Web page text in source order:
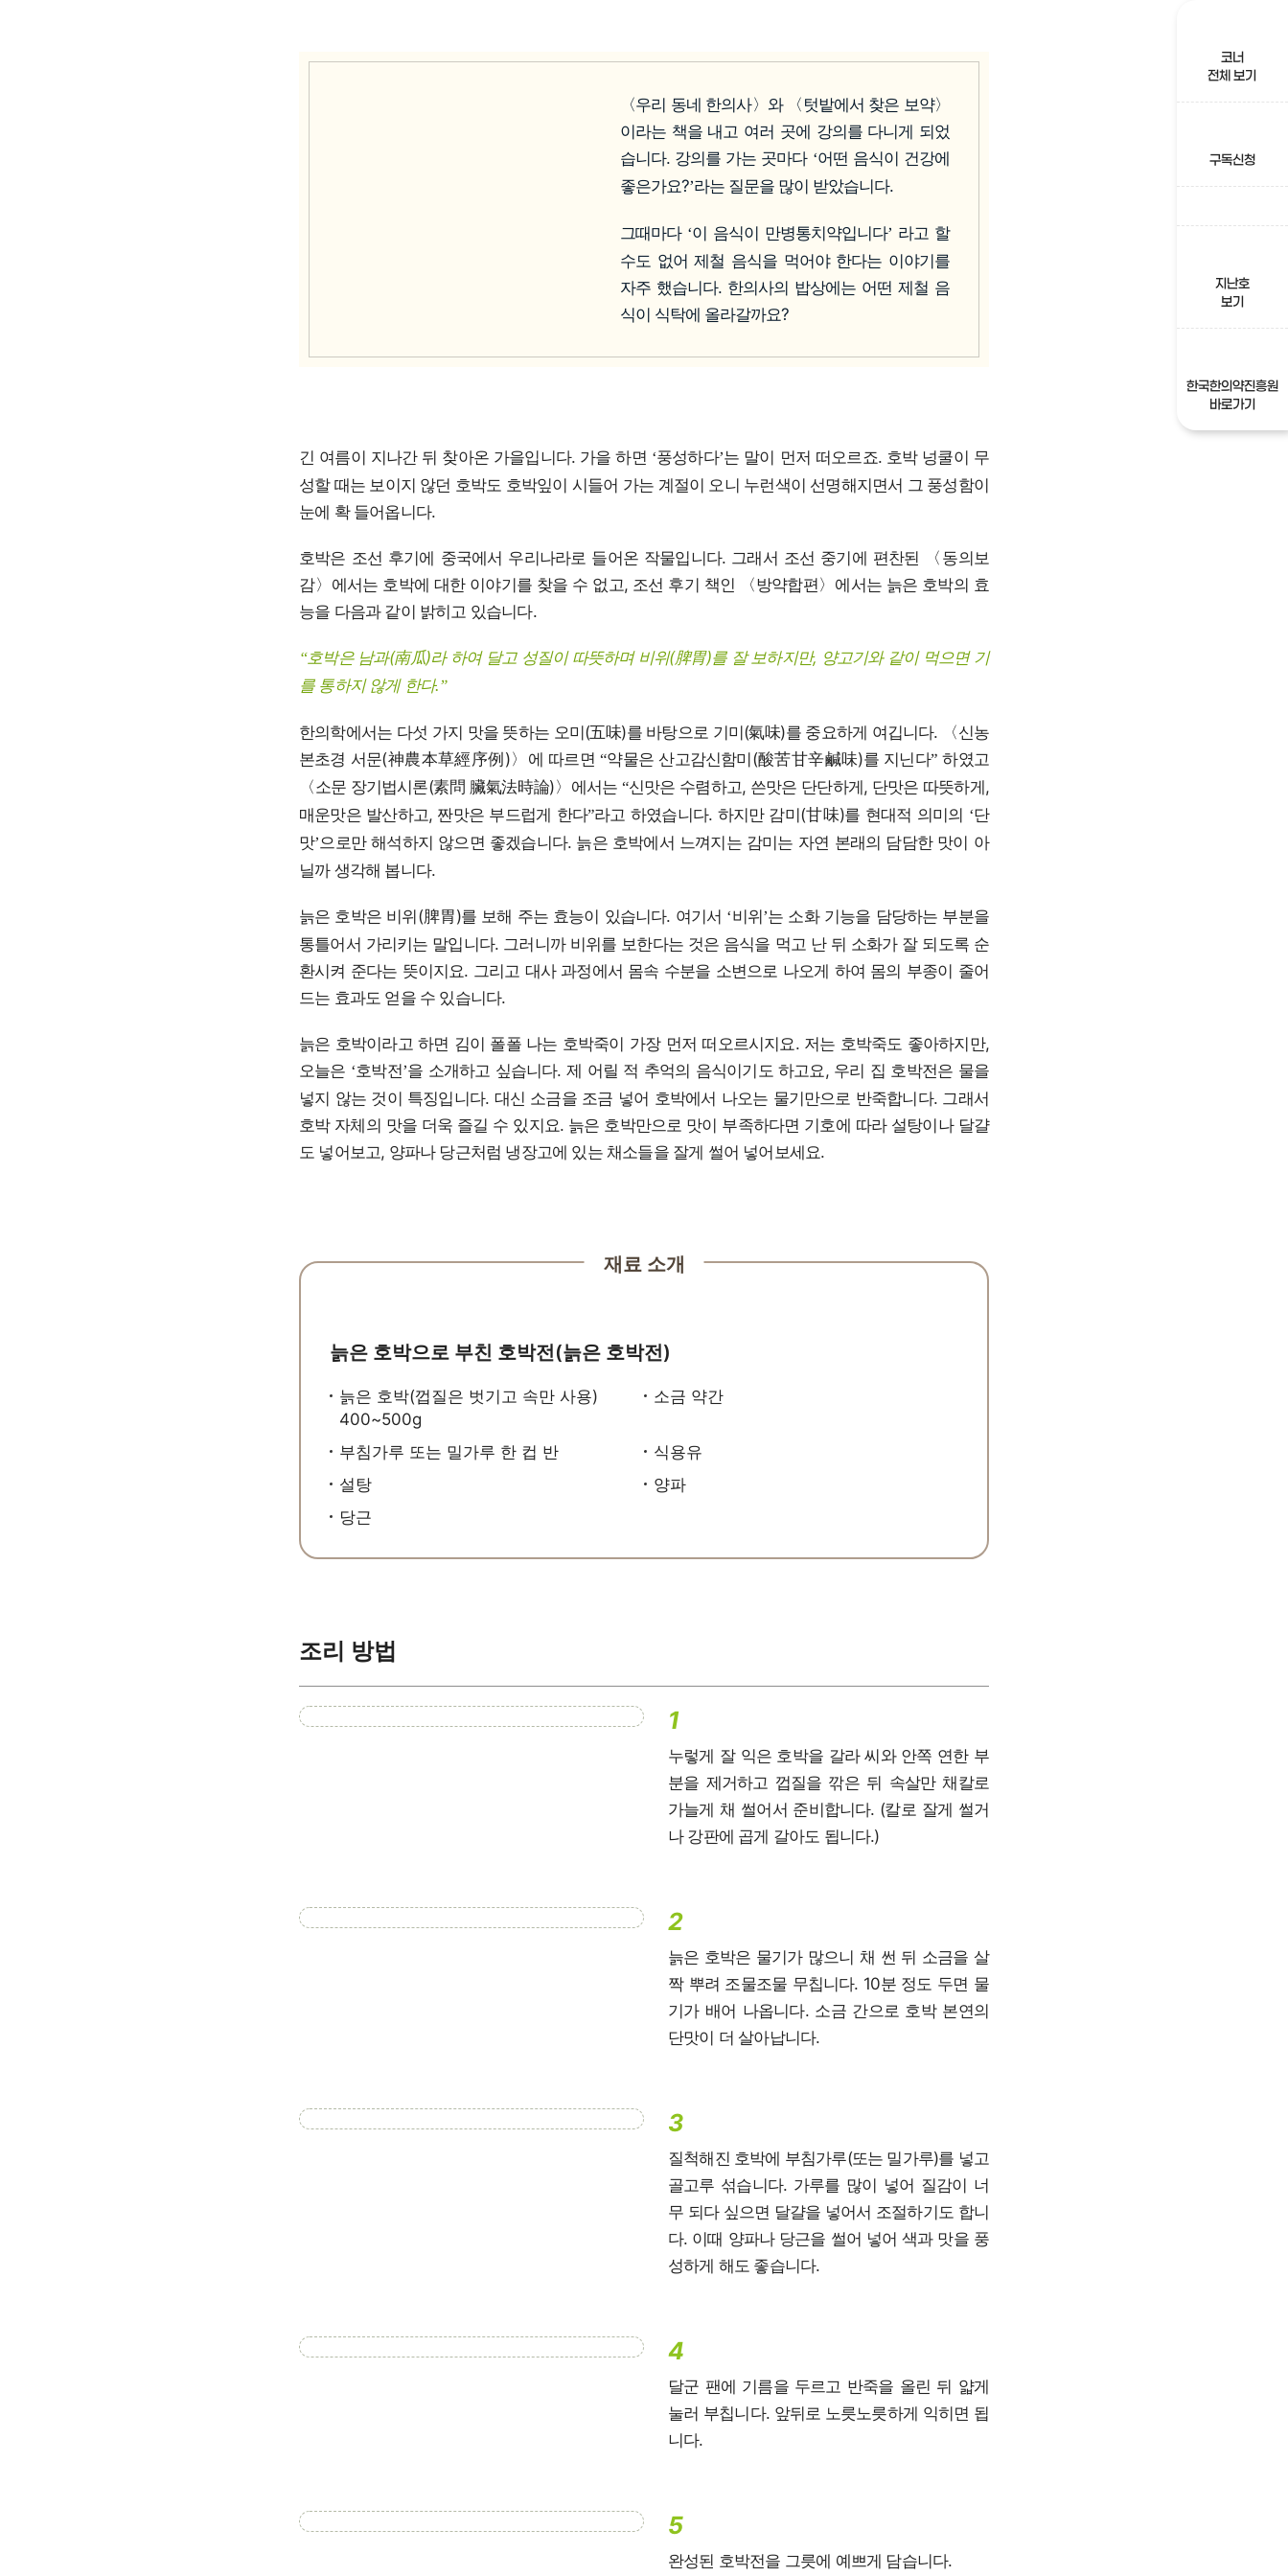
코너
전체 보기
구독신청
지난호
보기
한국한의약진흥원
바로가기
〈우리 동네 한의사〉와 〈텃밭에서 찾은 보약〉
이라는 책을 내고 여러 곳에 강의를 다니게 되었
습니다. 강의를 가는 곳마다 ‘어떤 음식이 건강에
좋은가요?’라는 질문을 많이 받았습니다.
그때마다 ‘이 음식이 만병통치약입니다’ 라고 할
수도 없어 제철 음식을 먹어야 한다는 이야기를
자주 했습니다. 한의사의 밥상에는 어떤 제철 음
식이 식탁에 올라갈까요?
긴 여름이 지나간 뒤 찾아온 가을입니다. 가을 하면 ‘풍성하다’는 말이 먼저 떠오르죠. 호박 넝쿨이 무
성할 때는 보이지 않던 호박도 호박잎이 시들어 가는 계절이 오니 누런색이 선명해지면서 그 풍성함이
눈에 확 들어옵니다.
호박은 조선 후기에 중국에서 우리나라로 들어온 작물입니다. 그래서 조선 중기에 편찬된 〈동의보
감〉에서는 호박에 대한 이야기를 찾을 수 없고, 조선 후기 책인 〈방약합편〉에서는 늙은 호박의 효
능을 다음과 같이 밝히고 있습니다.
“호박은 남과(南瓜)라 하여 달고 성질이 따뜻하며 비위(脾胃)를 잘 보하지만, 양고기와 같이 먹으면 기
를 통하지 않게 한다.”
한의학에서는 다섯 가지 맛을 뜻하는 오미(五味)를 바탕으로 기미(氣味)를 중요하게 여깁니다. 〈신농
본초경 서문(神農本草經序例)〉에 따르면“약물은 산고감신함미(酸苦甘辛鹹味)를 지닌다”하였고
〈소문 장기법시론(素問 臟氣法時論)〉에서는 “신맛은 수렴하고, 쓴맛은 단단하게, 단맛은 따뜻하게,
매운맛은 발산하고, 짠맛은 부드럽게 한다”라고 하였습니다. 하지만 감미(甘味)를 현대적 의미의 ‘단
맛’으로만 해석하지 않으면 좋겠습니다. 늙은 호박에서 느껴지는 감미는 자연 본래의 담담한 맛이 아
닐까 생각해 봅니다.
늙은 호박은 비위(脾胃)를 보해 주는 효능이 있습니다. 여기서 ‘비위’는 소화 기능을 담당하는 부분을
통틀어서 가리키는 말입니다. 그러니까 비위를 보한다는 것은 음식을 먹고 난 뒤 소화가 잘 되도록 순
환시켜 준다는 뜻이지요. 그리고 대사 과정에서 몸속 수분을 소변으로 나오게 하여 몸의 부종이 줄어
드는 효과도 얻을 수 있습니다.
늙은 호박이라고 하면 김이 폴폴 나는 호박죽이 가장 먼저 떠오르시지요. 저는 호박죽도 좋아하지만,
오늘은 ‘호박전’을 소개하고 싶습니다. 제 어릴 적 추억의 음식이기도 하고요, 우리 집 호박전은 물을
넣지 않는 것이 특징입니다. 대신 소금을 조금 넣어 호박에서 나오는 물기만으로 반죽합니다. 그래서
호박 자체의 맛을 더욱 즐길 수 있지요. 늙은 호박만으로 맛이 부족하다면 기호에 따라 설탕이나 달걀
도 넣어보고, 양파나 당근처럼 냉장고에 있는 채소들을 잘게 썰어 넣어보세요.
늙은 호박으로 부친 호박전(늙은 호박전)
늙은 호박(껍질은 벗기고 속만 사용)
400~500g
소금 약간
부침가루 또는 밀가루 한 컵 반
식용유
설탕
양파
당근
조리 방법
1
누렇게 잘 익은 호박을 갈라 씨와 안쪽 연한 부
분을 제거하고 껍질을 깎은 뒤 속살만 채칼로
가늘게 채 썰어서 준비합니다. (칼로 잘게 썰거
나 강판에 곱게 갈아도 됩니다.)
2
늙은 호박은 물기가 많으니 채 썬 뒤 소금을 살
짝 뿌려 조물조물 무칩니다. 10분 정도 두면 물
기가 배어 나옵니다. 소금 간으로 호박 본연의
단맛이 더 살아납니다.
3
질척해진 호박에 부침가루(또는 밀가루)를 넣고
골고루 섞습니다. 가루를 많이 넣어 질감이 너
무 되다 싶으면 달걀을 넣어서 조절하기도 합니
다. 이때 양파나 당근을 썰어 넣어 색과 맛을 풍
성하게 해도 좋습니다.
4
달군 팬에 기름을 두르고 반죽을 올린 뒤 얇게
눌러 부칩니다. 앞뒤로 노릇노릇하게 익히면 됩
니다.
5
완성된 호박전을 그릇에 예쁘게 담습니다.